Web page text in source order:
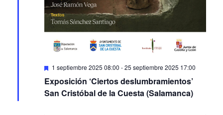
Featured
1 septiembre 2025 08:00 -25 septiembre 2025 17:00
Exposición ‘Ciertos deslumbramientos’
San Cristóbal de la Cuesta (Salamanca)